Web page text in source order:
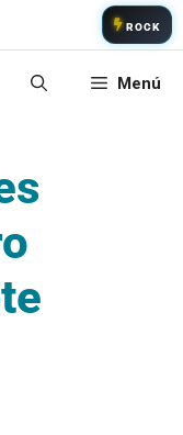
ROCK
Menú